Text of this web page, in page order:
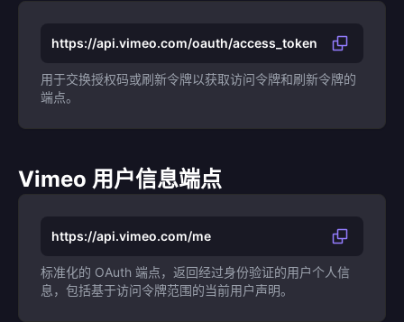
https://api.vimeo.com/oauth/access_token
用于交换授权码或刷新令牌以获取访问令牌和刷新令牌的
端点。
Vimeo 用户信息端点
https://api.vimeo.com/me
标准化的 OAuth 端点，返回经过身份验证的用户个人信
息，包括基于访问令牌范围的当前用户声明。